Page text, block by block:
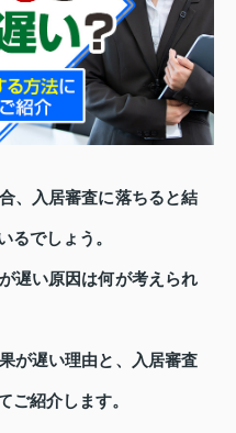
、入居審査に落ちると結
るでしょう。
遅い原因は何が考えられ
が遅い理由と、入居審査
ご紹介します。